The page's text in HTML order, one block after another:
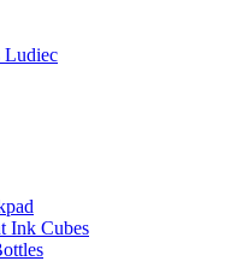
Ludiec
Ink Cubes